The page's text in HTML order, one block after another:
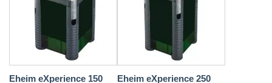
Eheim eXperience 150 Eheim eXperience 250